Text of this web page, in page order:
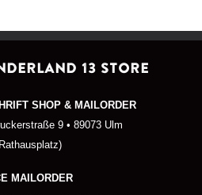
13 STORE
SHOP & MAILORDER
9 • 89073 Ulm
MAILORDER